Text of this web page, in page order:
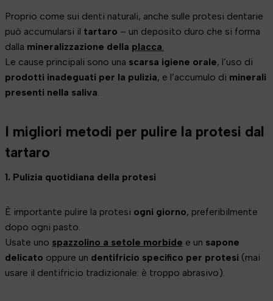
Proprio come sui denti naturali, anche sulle protesi dentarie
può accumularsi il tartaro – un deposito duro che si forma
dalla mineralizzazione della placca.
Le cause principali sono una scarsa igiene orale, l’uso di
prodotti inadeguati per la pulizia, e l’accumulo di minerali
presenti nella saliva.
I migliori metodi per pulire la protesi dal
tartaro
1. Pulizia quotidiana della protesi
È importante pulire la protesi ogni giorno, preferibilmente
dopo ogni pasto.
Usate uno spazzolino a setole morbide e un sapone
delicato oppure un dentifricio specifico per protesi (mai
usare il dentifricio tradizionale: è troppo abrasivo).